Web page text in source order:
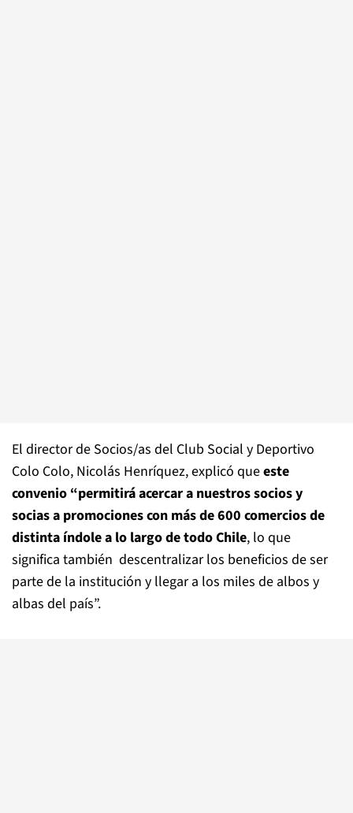
El director de Socios/as del Club Social y Deportivo
Colo Colo, Nicolás Henríquez, explicó queeste
convenio “permitirá acercar a nuestros socios y
socias a promociones con más de 600 comercios de
distinta índole a lo largo de todo Chile, lo que
significa también descentralizar los beneficios de ser
parte de la institución y llegar a los miles de albos y
albas del país”.